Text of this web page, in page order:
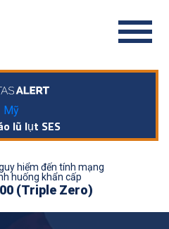
Mỹ
lũ lụt SES
hiểm đến tính mạng
huống khẩn cấp
(Triple Zero)